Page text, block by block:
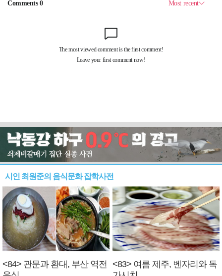
시인 최원준의 음식문화 잡학사전
<84> 관문과 환대, 부산 역전
<83> 여름 제주, 벤자리와 독